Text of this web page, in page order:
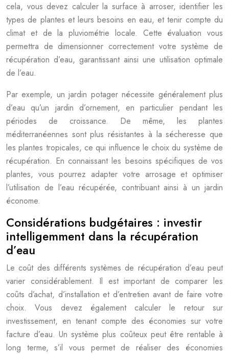
cela, vous devez calculer la surface à arroser, identifier les
types de plantes et leurs besoins en eau, et tenir compte du
climat et de la pluviométrie locale. Cette évaluation vous
permettra de dimensionner correctement votre système de
récupération d’eau, garantissant ainsi une utilisation optimale
de l’eau.
Par exemple, un jardin potager nécessite généralement plus
d’eau qu’un jardin d’ornement, en particulier pendant les
périodes de croissance. De même, les plantes
méditerranéennes sont plus résistantes à la sécheresse que
les plantes tropicales, ce qui influence le choix du système de
récupération. En connaissant les besoins spécifiques de vos
plantes, vous pourrez adapter votre arrosage et optimiser
l’utilisation de l’eau récupérée, contribuant ainsi à un jardin
économe.
Considérations budgétaires : investir
intelligemment dans la récupération
d’eau
Le coût des différents systèmes de récupération d’eau peut
varier considérablement. Il est important de comparer les
coûts d’achat, d’installation et d’entretien avant de faire votre
choix. Vous devez également calculer le retour sur
investissement, en tenant compte des économies sur votre
facture d’eau. Un système plus coûteux peut être rentable à
long terme, s’il vous permet de réaliser des économies